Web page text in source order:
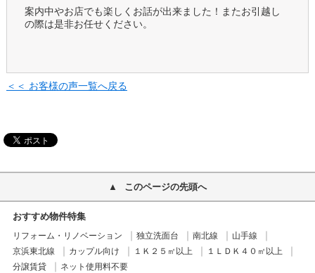
案内中やお店でも楽しくお話が出来ました！またお引越し
の際は是非お任せください。
＜＜ お客様の声一覧へ戻る
このページの先頭へ
おすすめ物件特集
リフォーム・リノベーション 独立洗面台 南北線
山手線
京浜東北線
カップル向け １Ｋ２５㎡以上
１ＬＤＫ４０㎡以上
分譲賃貸
ネット使用料不要